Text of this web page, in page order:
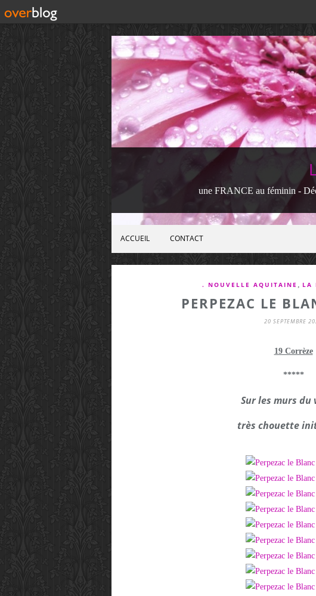
une FRANCE au féminin -
ACCUEIL CONTACT
. NOUVELLE AQUITAINE LA
PERPEZAC LE
20 SEPTEMBRE
19 Corrèze
*****
Sur les murs du
très chouette